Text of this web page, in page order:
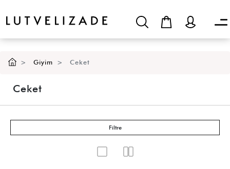
Giyim Ceket
Ceket
Filtre